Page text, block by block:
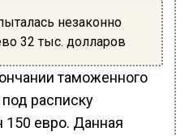
незаконно
32 тыс. долларов
таможенного
расписку
евро. Данная